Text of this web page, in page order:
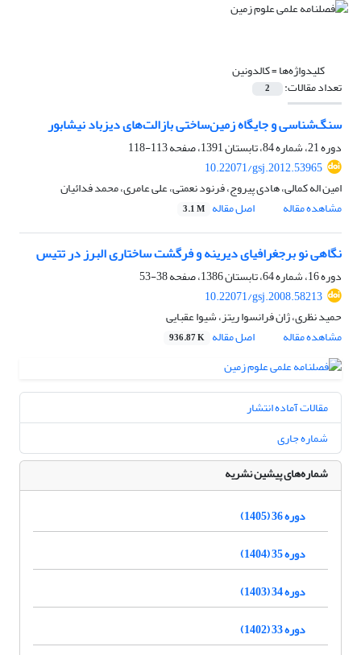
کلیدواژه‌ها =کالدونین
تعداد مقالات: 2
سنگ‌شناسی و جایگاه زمین‌ساختی بازالت‌های دیزباد نیشابور
دوره 21، شماره 84، تابستان 1391، صفحه
113-118
10.22071/gsj.2012.53965
امین اله کمالی، هادی پیروج، فرنود نعمتی، علی عامری، محمد فدائیان
مشاهده مقاله
اصل مقاله 3.1 M
نگاهی نو برجغرافیای دیرینه و فرگشت ساختاری البرز در تتیس
دوره 16، شماره 64، تابستان 1386، صفحه
38-53
10.22071/gsj.2008.58213
حمید نظری، ژان فرانسوا ریتز، شیوا عقبایی
مشاهده مقاله
اصل مقاله 936.87 K
مقالات آماده انتشار
شماره جاری
شماره‌های پیشین نشریه
دوره 36 (1405)
دوره 35 (1404)
دوره 34 (1403)
دوره 33 (1402)